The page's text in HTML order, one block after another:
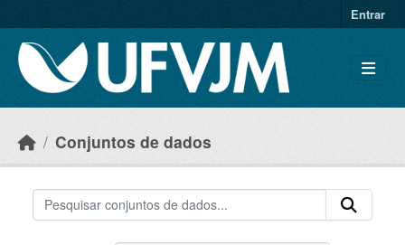
Entrar
Conjuntos de dados